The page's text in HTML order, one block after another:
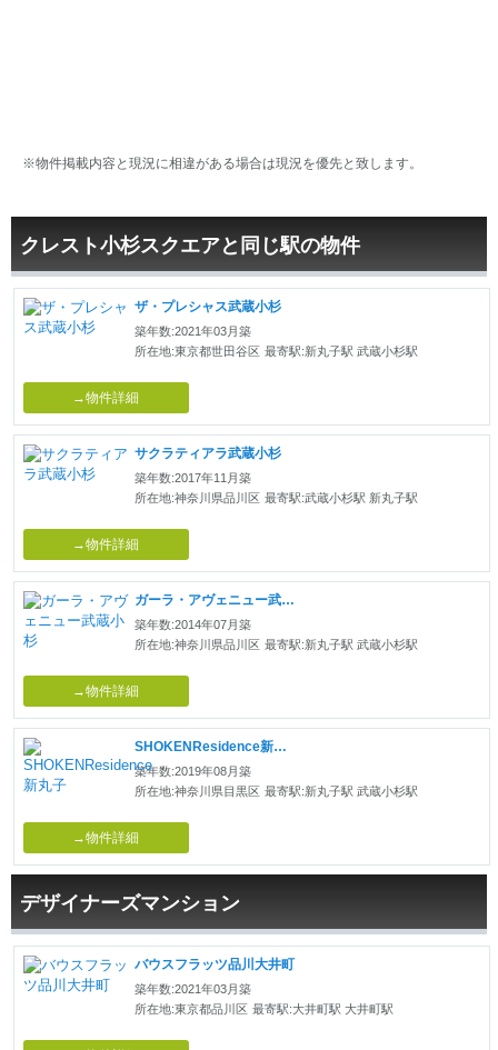
※物件掲載内容と現況に相違がある場合は現況を優先と致します。
クレスト小杉スクエアと同じ駅の物件
ザ・プレシャス武蔵小杉
築年数:2021年03月築
所在地:東京都世田谷区 最寄駅:新丸子駅 武蔵小杉駅
→物件詳細
サクラティアラ武蔵小杉
築年数:2017年11月築
所在地:神奈川県品川区 最寄駅:武蔵小杉駅 新丸子駅
→物件詳細
ガーラ・アヴェニュー武蔵小杉
築年数:2014年07月築
所在地:神奈川県品川区 最寄駅:新丸子駅 武蔵小杉駅
→物件詳細
SHOKENResidence新丸子
築年数:2019年08月築
所在地:神奈川県目黒区 最寄駅:新丸子駅 武蔵小杉駅
→物件詳細
デザイナーズマンション
バウスフラッツ品川大井町
築年数:2021年03月築
所在地:東京都品川区 最寄駅:大井町駅 大井町駅